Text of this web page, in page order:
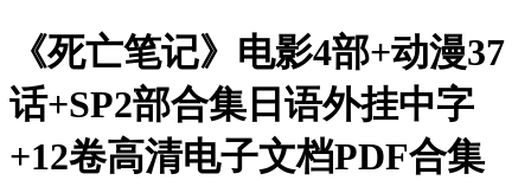
《死亡笔记》电影4部+动漫37
话+SP2部合集日语外挂中字
+12卷高清电子文档PDF合集